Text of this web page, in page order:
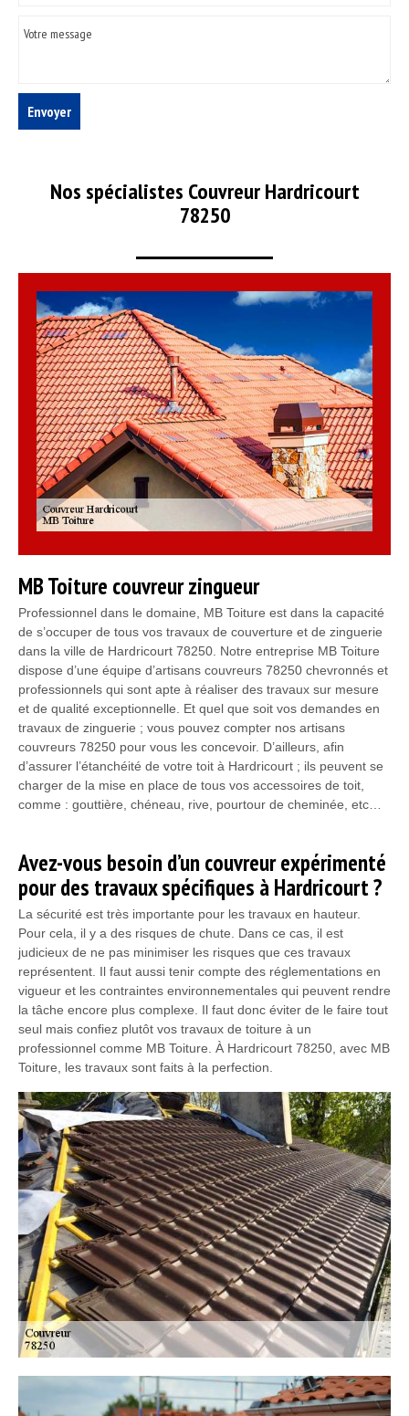
Nos spécialistes Couvreur Hardricourt
78250
MB Toiture couvreur zingueur
Professionnel dans le domaine, MB Toiture est dans la capacité
de s’occuper de tous vos travaux de couverture et de zinguerie
dans la ville de Hardricourt 78250. Notre entreprise MB Toiture
dispose d’une équipe d’artisans couvreurs 78250 chevronnés et
professionnels qui sont apte à réaliser des travaux sur mesure
et de qualité exceptionnelle. Et quel que soit vos demandes en
travaux de zinguerie ; vous pouvez compter nos artisans
couvreurs 78250 pour vous les concevoir. D’ailleurs, afin
d’assurer l’étanchéité de votre toit à Hardricourt ; ils peuvent se
charger de la mise en place de tous vos accessoires de toit,
comme : gouttière, chéneau, rive, pourtour de cheminée, etc…
Avez-vous besoin d’un couvreur expérimenté
pour des travaux spécifiques à Hardricourt ?
La sécurité est très importante pour les travaux en hauteur.
Pour cela, il y a des risques de chute. Dans ce cas, il est
judicieux de ne pas minimiser les risques que ces travaux
représentent. Il faut aussi tenir compte des réglementations en
vigueur et les contraintes environnementales qui peuvent rendre
la tâche encore plus complexe. Il faut donc éviter de le faire tout
seul mais confiez plutôt vos travaux de toiture à un
professionnel comme MB Toiture. À Hardricourt 78250, avec MB
Toiture, les travaux sont faits à la perfection.